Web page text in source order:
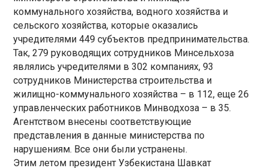
коммунального хозяйства, водного хозяйства и
сельского хозяйства, которые оказались
учредителями 449 субъектов предпринимательства.
Так, 279 руководящих сотрудников Минсельхоза
являлись учредителями в 302 компаниях, 93
сотрудников Министерства строительства и
жилищно-коммунального хозяйства – в 112, еще 26
управленческих работников Минводхоза – в 35.
Агентством внесены соответствующие
представления в данные министерства по
нарушениям. Все они были устранены.
Этим летом президент Узбекистана Шавкат